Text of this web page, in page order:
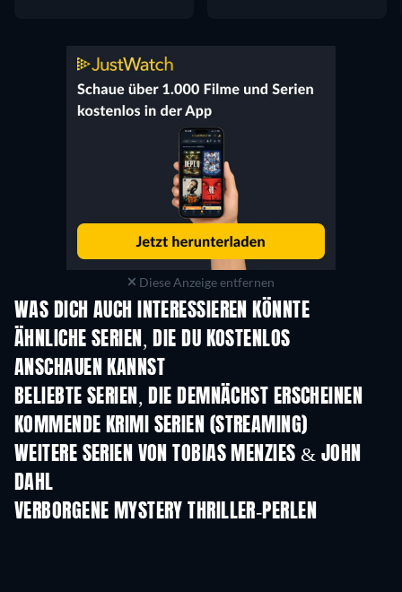
Diese Anzeige entfernen
WAS DICH AUCH INTERESSIEREN KÖNNTE
Serie Serie
ÄHNLICHE SERIEN, DIE DU KOSTENLOS
ANSCHAUEN KANNST
Serie
BELIEBTE SERIEN, DIE DEMNÄCHST ERSCHEINEN
Serie Serie
KOMMENDE KRIMI SERIEN (STREAMING)
Staffel 6 Staffel 2
WEITERE SERIEN VON TOBIAS MENZIES & JOHN
DAHL
VERBORGENE MYSTERY THRILLER-PERLEN